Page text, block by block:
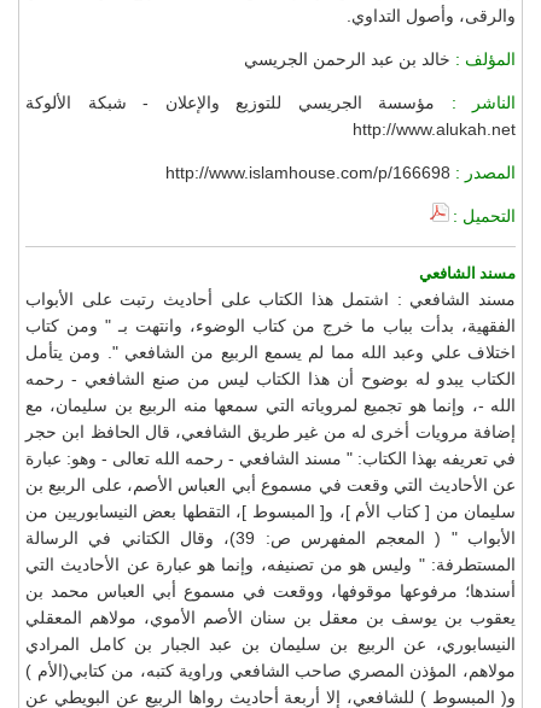
والرقى، وأصول التداوي.
المؤلف : خالد بن عبد الرحمن الجريسي
الناشر : مؤسسة الجريسي للتوزيع والإعلان - شبكة الألوكة
http://www.alukah.net
المصدر : http://www.islamhouse.com/p/166698
التحميل :
مسند الشافعي
مسند الشافعي : اشتمل هذا الكتاب على أحاديث رتبت على الأبواب
الفقهية، بدأت بباب ما خرج من كتاب الوضوء، وانتهت بـ " ومن كتاب
اختلاف علي وعبد الله مما لم يسمع الربيع من الشافعي ". ومن يتأمل
الكتاب يبدو له بوضوح أن هذا الكتاب ليس من صنع الشافعي - رحمه
الله -، وإنما هو تجميع لمروياته التي سمعها منه الربيع بن سليمان، مع
إضافة مرويات أخرى له من غير طريق الشافعي، قال الحافظ ابن حجر
في تعريفه بهذا الكتاب: " مسند الشافعي - رحمه الله تعالى - وهو: عبارة
عن الأحاديث التي وقعت في مسموع أبي العباس الأصم، على الربيع بن
سليمان من [ كتاب الأم ]، و[ المبسوط ]، التقطها بعض النيسابوريين من
الأبواب " ( المعجم المفهرس ص: 39)، وقال الكتاني في الرسالة
المستطرفة: " وليس هو من تصنيفه، وإنما هو عبارة عن الأحاديث التي
أسندها؛ مرفوعها موقوفها، ووقعت في مسموع أبي العباس محمد بن
يعقوب بن يوسف بن معقل بن سنان الأصم الأموي، مولاهم المعقلي
النيسابوري، عن الربيع بن سليمان بن عبد الجبار بن كامل المرادي
مولاهم، المؤذن المصري صاحب الشافعي وراوية كتبه، من كتابي(الأم )
و( المبسوط ) للشافعي، إلا أربعة أحاديث رواها الربيع عن البويطي عن